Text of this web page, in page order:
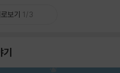
보기 1/3
기